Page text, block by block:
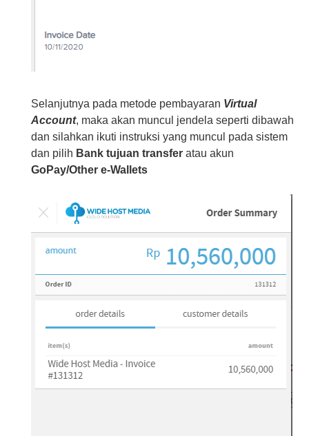
Selanjutnya pada metode pembayaran Virtual
Account, maka akan muncul jendela seperti dibawah
dan silahkan ikuti instruksi yang muncul pada sistem
dan pilih Bank tujuan transfer atau akun
GoPay/Other e-Wallets